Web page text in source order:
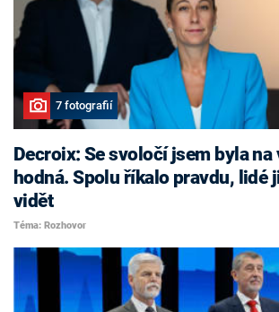
7 fotografií
Decroix: Se svoločí jsem byla na
hodná. Spolu říkalo pravdu, lidé
vidět
Téma: Rozhovor